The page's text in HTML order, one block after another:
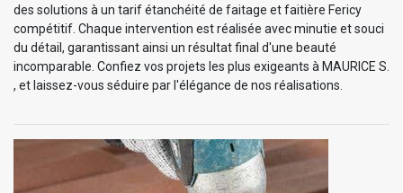
des solutions à un tarif étanchéité de faitage et faitière Fericy
compétitif. Chaque intervention est réalisée avec minutie et souci
du détail, garantissant ainsi un résultat final d'une beauté
incomparable. Confiez vos projets les plus exigeants à MAURICE S.
, et laissez-vous séduire par l'élégance de nos réalisations.